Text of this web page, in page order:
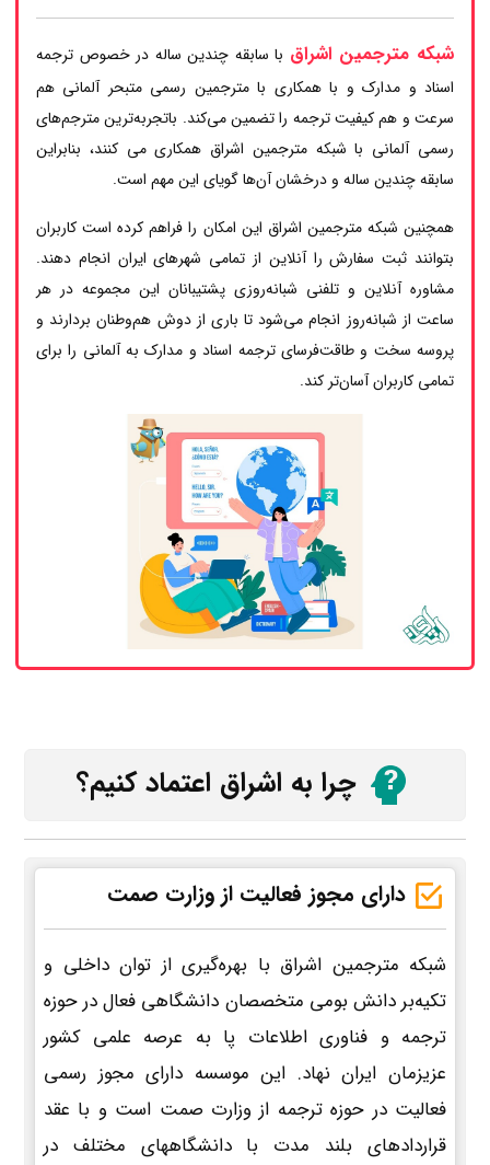
شبکه مترجمین اشراق با سابقه چندین ساله در خصوص ترجمه
اسناد و مدارک و با همکاری با مترجمین رسمی متبحر آلمانی هم
سرعت و هم کیفیت ترجمه را تضمین می‌کند. باتجربه‌ترین مترجم‌های
رسمی آلمانی با شبکه مترجمین اشراق همکاری می کنند، بنابراین
سابقه چندین ساله و درخشان آن‌ها گویای این مهم است.
همچنین شبکه مترجمین اشراق این امکان را فراهم کرده است کاربران
بتوانند ثبت سفارش را آنلاین از تمامی شهرهای ایران انجام دهند.
مشاوره آنلاین و تلفنی شبانه‌روزی پشتیبانان این مجموعه در هر
ساعت از شبانه‌روز انجام می‌شود تا باری از دوش هم‌وطنان بردارند و
پروسه سخت و طاقت‌فرسای ترجمه اسناد و مدارک به آلمانی را برای
تمامی کاربران آسان‌تر کند.
چرا به اشراق اعتماد کنیم؟
دارای مجوز فعالیت از وزارت صمت
شبکه مترجمین اشراق با بهره‌گیری از توان داخلی و
تکیه‌بر دانش بومی متخصصان دانشگاهی فعال در حوزه
ترجمه و فناوری اطلاعات پا به عرصه علمی کشور
عزیزمان ایران نهاد. این موسسه دارای مجوز رسمی
فعالیت در حوزه ترجمه از وزارت صمت است و با عقد
قراردادهای بلند مدت با دانشگاههای مختلف در